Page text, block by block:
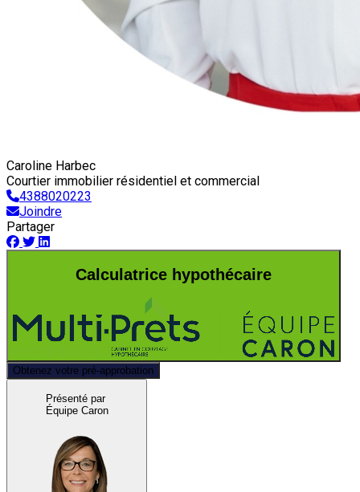
Caroline Harbec
Courtier immobilier résidentiel et commercial
4388020223
Joindre
Partager
Calculatrice hypothécaire
Obtenez votre pré-approbation
Présenté par
Équipe Caron